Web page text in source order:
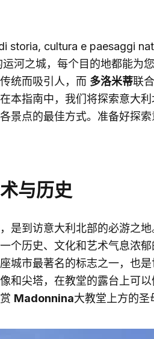
storia, cultura e paesaggi
河之城，每个目的地都能为
统而吸引人，而 多洛米蒂联
本指南中，我们将探索意大
景点的最佳方式。准备好探
与历史
是到访意大利北部的必游之
个历史、文化和艺术气息浓郁
城市最著名的标志之一，也
和尖塔，在教堂的露台上可
Madonnina大教堂上方的圣